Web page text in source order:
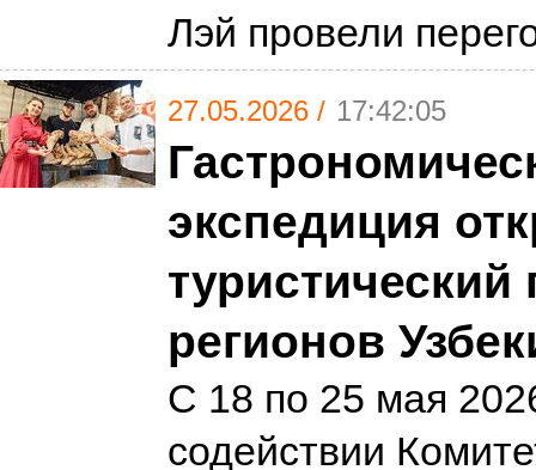
Лэй провели
27.05.2026 / 17:42:05
экспедиция
туристический
регионов
С 18 по 25 мая
содействии